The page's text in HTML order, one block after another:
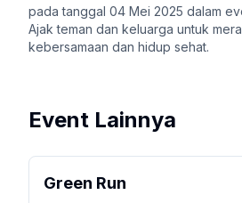
pada tanggal 04 Mei 2025 dalam
Ajak teman dan keluarga untuk
kebersamaan dan hidup sehat.
Event Lainnya
Green Run